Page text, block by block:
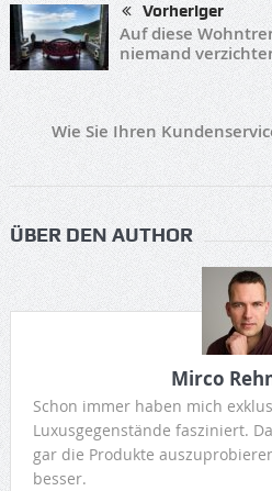
Vorheriger
Auf diese
niemand
Wie Sie Ihren
ÜBER DEN AUTHOR
Mirco
Schon immer haben mich
Luxusgegenstände fasziniert.
gar die Produkte
besser.